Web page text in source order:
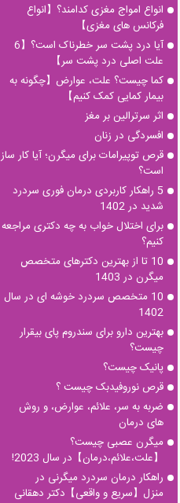
انواع امواج مغزی کدامند؟【انواع
فرکانس های مغزی】
آیا درد پشت سر خطرناک است؟【6
علت اصلی درد پشت سر】
کما چیست؟ علت، عوارض【چگونه به
بیمار کمایی کمک کنیم】
اثر سرترالین بر مغز
افسردگی در زنان
قرص توپیرامات برای میگرن؛ آیا کار ساز
است؟
5 راهکار کاربردی درمان فوری سردرد
شدید در 1402
برای اختلال خواب به چه دکتری مراجعه
کنیم؟
10 تا از بهترین دکترهای متخصص
میگرن در 1403
10 متخصص سردرد خوشه ای در سال
1402
بهترین دارو برای سندروم پای بیقرار
چیست؟
پانیک چیست؟
قرص نوروفیدبک چیست ؟
ضربه به سر، علائم، عوارض، و روش
های درمان
میگرن عصبی چیست؟
【علت،علائم،درمان】در سال 2023!
راهکار درمان سردرد میگرنی در
منزل【سریع و واقعی】دکتر دهقانی